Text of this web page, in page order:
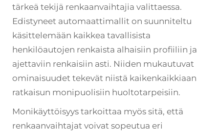
tärkeä tekijä renkaanvaihtajia valittaessa.
Edistyneet automaattimallit on suunniteltu
käsittelemään kaikkea tavallisista
henkilöautojen renkaista alhaisiin profiiliin ja
ajettaviin renkaisiin asti. Niiden mukautuvat
ominaisuudet tekevät niistä kaikenkaikkiaan
ratkaisun monipuolisiin huoltotarpeisiin.
Monikäyttöisyys tarkoittaa myös sitä, että
renkaanvaihtajat voivat sopeutua eri